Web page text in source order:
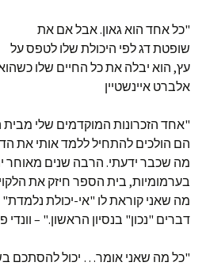
"כל אחד הוא גאון. אבל אם את
שופטת דג לפי היכולת שלו לטפס על
עץ, הוא יבלה את כל החיים שלו
אלברט איינשטיין
"אחד הזכרונות המוקדמים שלי
הם הולכים להתחיל ללמד אותי את
מה שכבר ידעתי. הרבה שנים מאוחר
בערמומיות, בית הספר חיזק את
מה שאני קוראת לו "אי-יכולת
דברים "נכון" בנסיון הראשון." – וונדי
"כל מה שאני אומר… יכול להסתכם